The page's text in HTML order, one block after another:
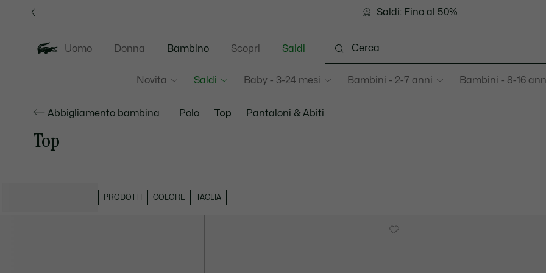
Saldi: Fino al 50%
Saldi: Fino al 50%
Uomo Donna Bambino
Novita Saldi Baby - 3-24 mesi Bambini - 2-7 anni Bambini - 8-16
Scopri Saldi
Abbigliamento bambina Polo Top Pantaloni & Abiti
Top
PRODOTTI COLORE TAGLIA